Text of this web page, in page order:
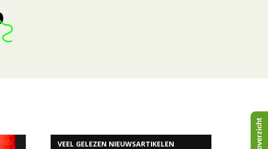
VEEL GELEZEN NIEUWSARTIKELEN